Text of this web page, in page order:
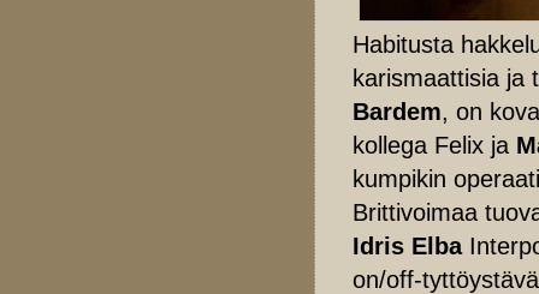
Habitusta
karismaattisia ja
Bardem, on
kollega Felix ja
kumpikin
Brittivoimaa
Idris Elba
on/off-